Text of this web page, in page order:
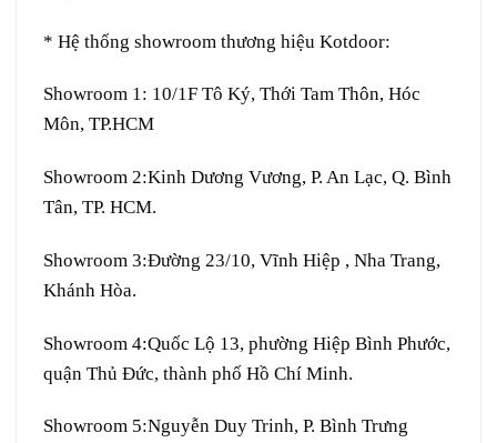
* Hệ thống showroom thương hiệu Kotdoor:
Showroom 1: 10/1F Tô Ký, Thới Tam Thôn, Hóc
Môn, TP.HCM
Showroom 2:Kinh Dương Vương, P. An Lạc, Q. Bình
Tân, TP. HCM.
Showroom 3:Đường 23/10, Vĩnh Hiệp , Nha Trang,
Khánh Hòa.
Showroom 4:Quốc Lộ 13, phường Hiệp Bình Phước,
quận Thủ Đức, thành phố Hồ Chí Minh.
Showroom 5:Nguyễn Duy Trinh, P. Bình Trưng